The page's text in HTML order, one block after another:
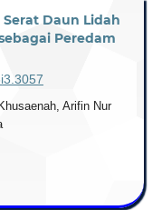
Daun Lidah
Peredam
Arifin Nur